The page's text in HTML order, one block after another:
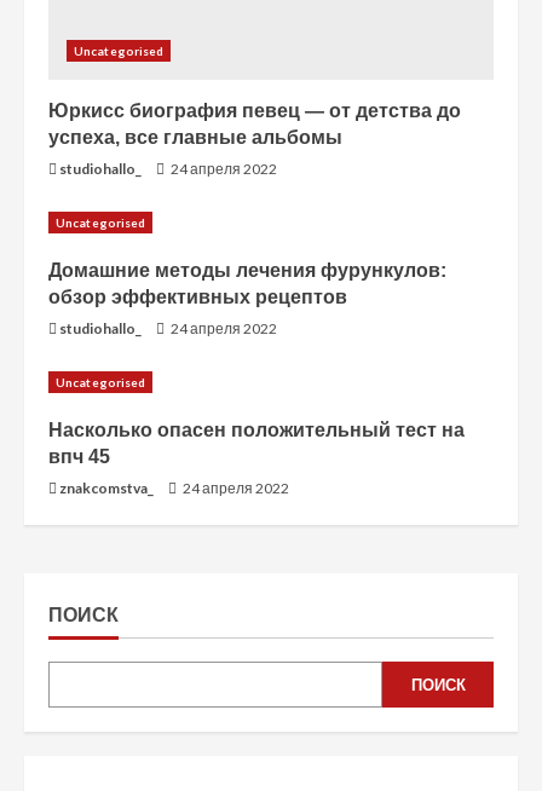
Uncategorised
Юркисс биография певец — от детства до
успеха, все главные альбомы
studiohallo_ 24 апреля 2022
Uncategorised
Домашние методы лечения фурункулов:
обзор эффективных рецептов
studiohallo_ 24 апреля 2022
Uncategorised
Насколько опасен положительный тест на
впч 45
znakcomstva_ 24 апреля 2022
ПОИСК
ПОИСК